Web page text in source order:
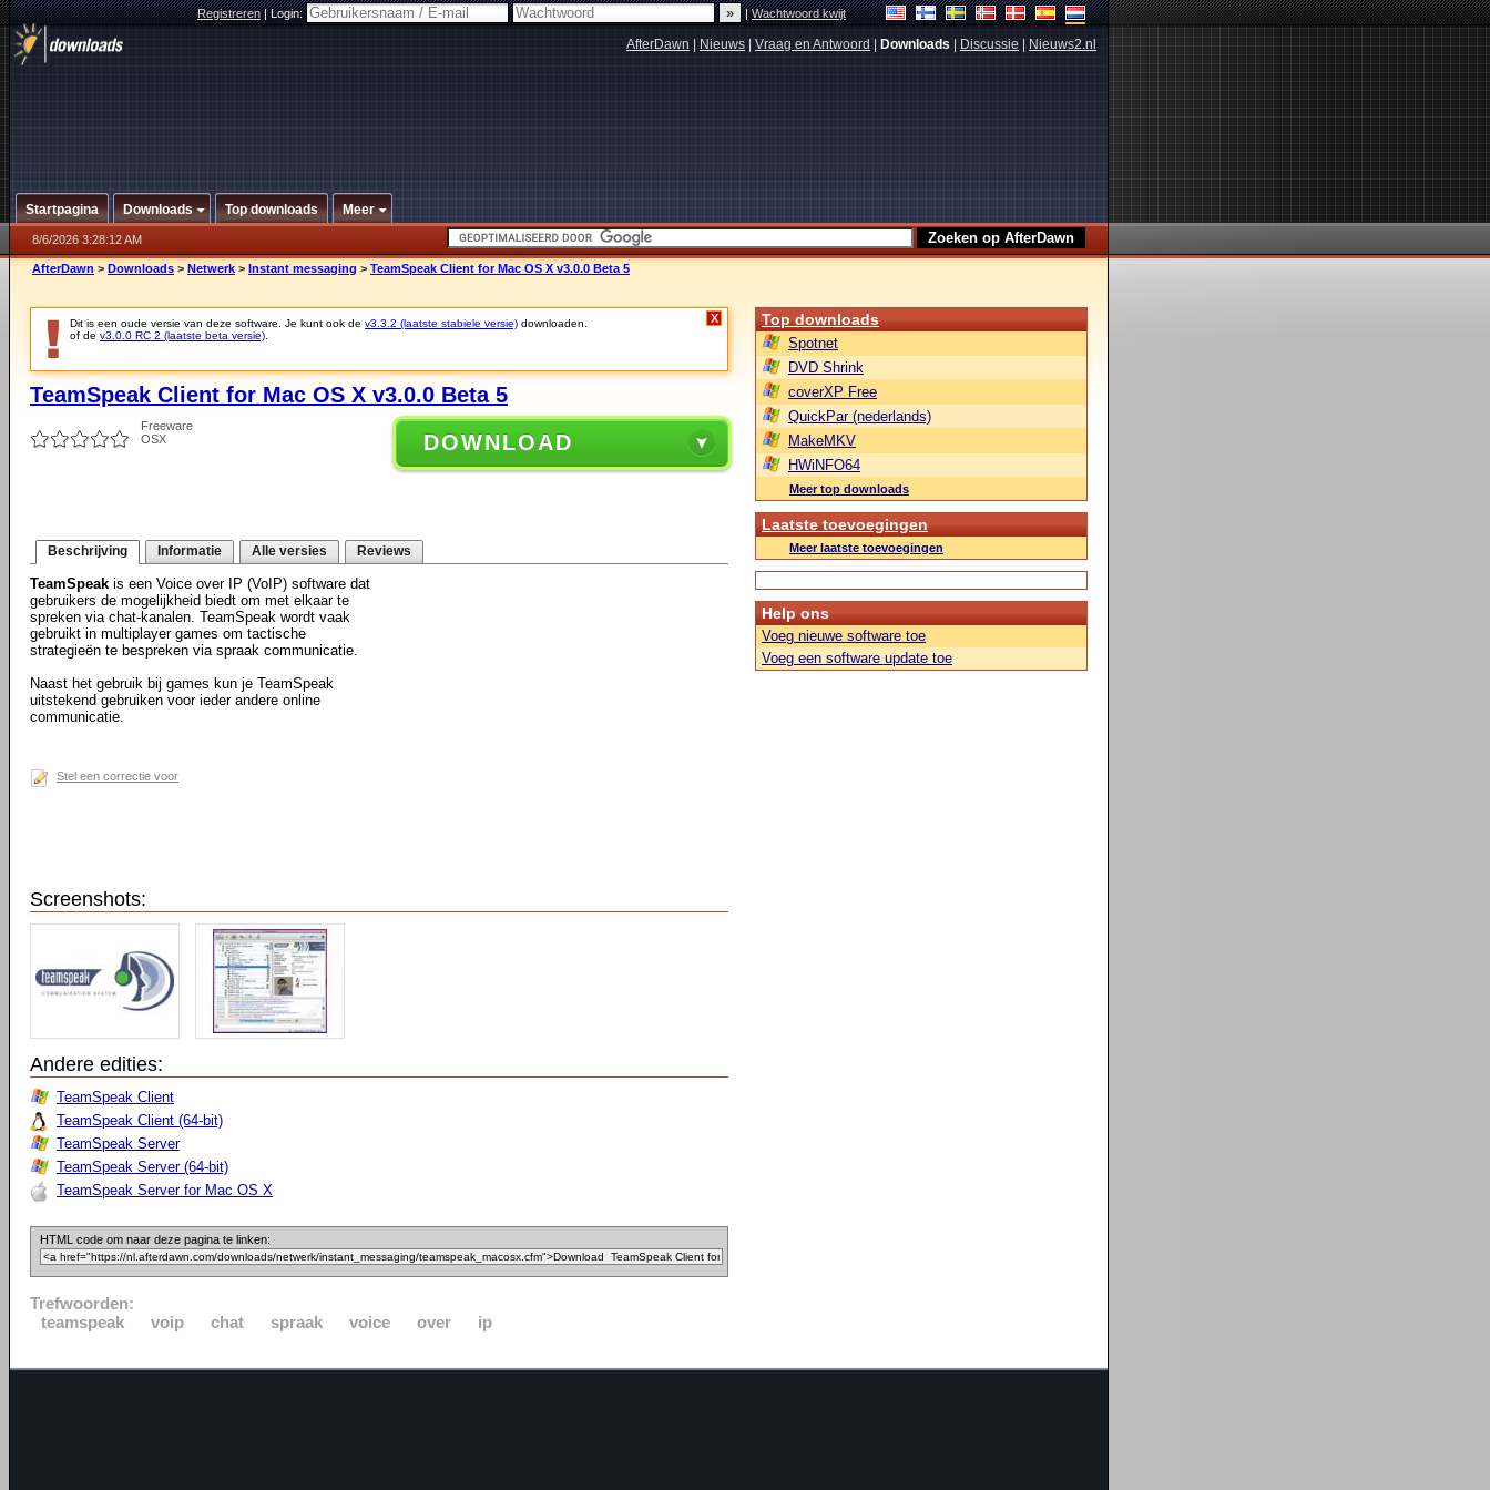
Registreren|Login: |Wachtwoord kwijt
AfterDawn Nieuws Vraag en Antwoord Downloads Discussie Nieuws2.nl
Startpagina Downloads Top downloads Meer
8/6/2026 3:28:12 AM
AfterDawn > Downloads > Netwerk > Instant messaging > TeamSpeak Client for Mac OS X v3.0.0 Beta 5
Dit is een oude versie van deze software. Je kunt ook de v3.3.2 (laatste stabiele versie) downloaden.
of de v3.0.0 RC 2 (laatste beta versie)
X
TeamSpeak Client for Mac OS X v3.0.0 Beta 5
Freeware
OSX
DOWNLOAD
Beschrijving Informatie Alle versies Reviews
TeamSpeak is een Voice over IP (VoIP) software dat
gebruikers de mogelijkheid biedt om met elkaar te
spreken via chat-kanalen. TeamSpeak wordt vaak
gebruikt in multiplayer games om tactische
strategieën te bespreken via spraak communicatie.
Naast het gebruik bij games kun je TeamSpeak
uitstekend gebruiken voor ieder andere online
communicatie.
Stel een correctie voor
Screenshots:
Andere edities:
TeamSpeak Client
TeamSpeak Client (64-bit)
TeamSpeak Server
TeamSpeak Server (64-bit)
TeamSpeak Server for Mac OS X
HTML code om naar deze pagina te linken:
Trefwoorden:
teamspeak
voip chat spraak voice over ip
Top downloads
Spotnet
DVD Shrink
coverXP Free
QuickPar (nederlands)
MakeMKV
HWiNFO64
Meer top downloads
Laatste toevoegingen
Meer laatste toevoegingen
Help ons
Voeg nieuwe software toe
Voeg een software update toe